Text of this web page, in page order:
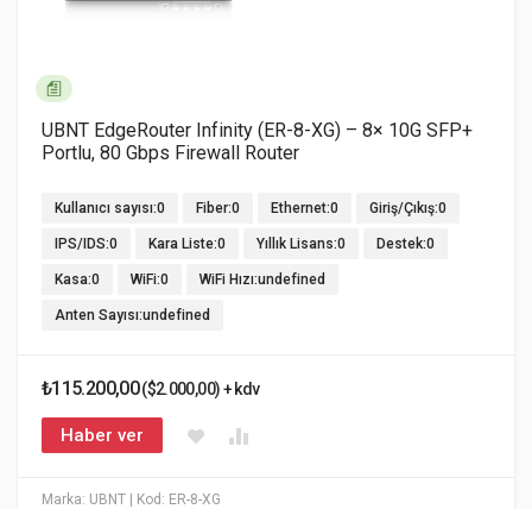
Marka: UBNT | Kod: ER-8-XG
UBNT EdgeRouter Infinity (ER-8-XG) – 8× 10G SFP+
Portlu, 80 Gbps Firewall Router
Kullanıcı sayısı:0 Fiber:0 Ethernet:0 Giriş/Çıkış:0
IPS/IDS:0 Kara Liste:0 Yıllık Lisans:0 Destek:0
Kasa:0 WiFi:0 WiFi Hızı:undefined
Anten Sayısı:undefined
₺115.200,00($2.000,00) + kdv
Haber ver